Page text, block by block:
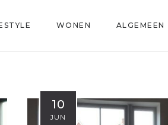
WONEN ALGEMEEN
10
JUN